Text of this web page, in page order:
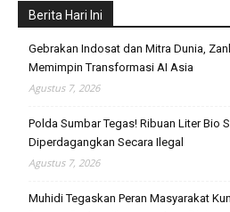
Berita Hari Ini
Gebrakan Indosat dan Mitra Dunia,
Memimpin Transformasi AI Asia
Agustus 7, 2026
Polda Sumbar Tegas! Ribuan Liter Bio
Diperdagangkan Secara Ilegal
Agustus 7, 2026
Muhidi Tegaskan Peran Masyarakat